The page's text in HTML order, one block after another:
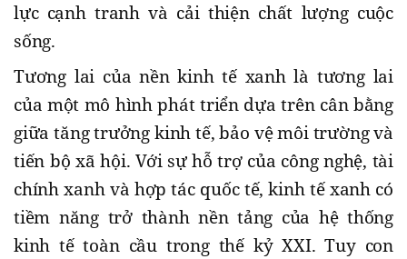
lực cạnh tranh và cải thiện chất lượng cuộc
sống.
Tương lai của nền kinh tế xanh là tương lai
của một mô hình phát triển dựa trên cân bằng
giữa tăng trưởng kinh tế, bảo vệ môi trường và
tiến bộ xã hội. Với sự hỗ trợ của công nghệ, tài
chính xanh và hợp tác quốc tế, kinh tế xanh có
tiềm năng trở thành nền tảng của hệ thống
kinh tế toàn cầu trong thế kỷ XXI. Tuy con